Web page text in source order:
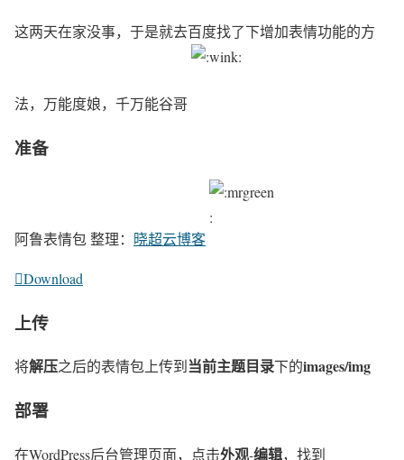
这两天在家没事，于是就去百度找了下增加表情功能的方
法，万能度娘，千万能谷哥
准备
阿鲁表情包 整理： 晓超云博客
Download
上传
将解压之后的表情包上传到当前主题目录下的images/img
部署
在WordPress后台管理页面，点击外观-编辑，找到